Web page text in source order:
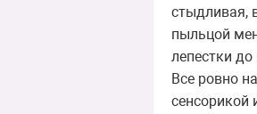
стыдливая,
пыльцой
лепестки
Все ровно
сенсорикой